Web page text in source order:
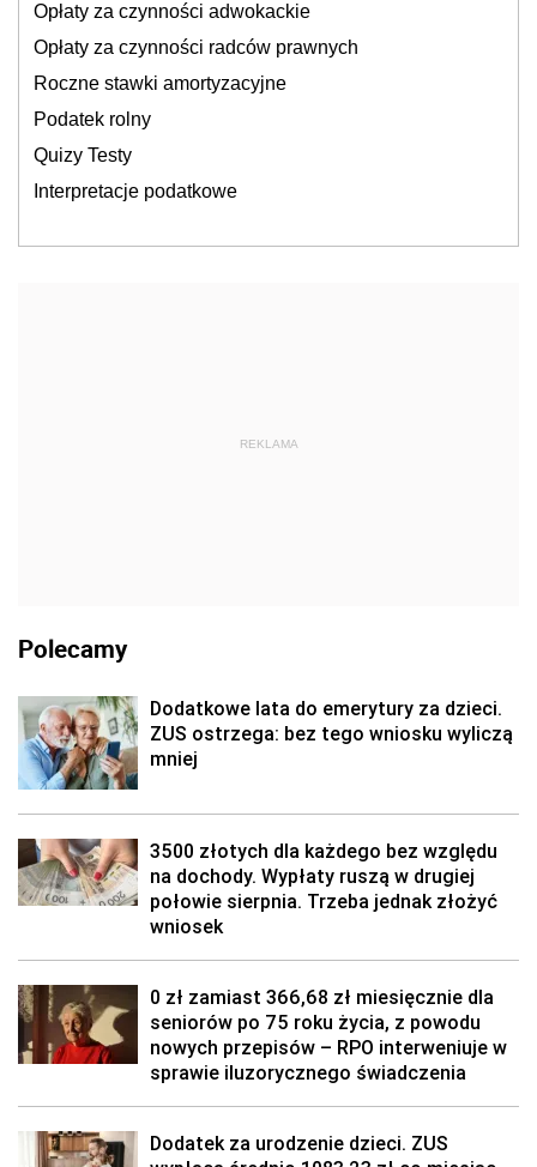
Opłaty za czynności adwokackie
Opłaty za czynności radców prawnych
Roczne stawki amortyzacyjne
Podatek rolny
Quizy Testy
Interpretacje podatkowe
REKLAMA
Polecamy
Dodatkowe lata do emerytury za dzieci.
ZUS ostrzega: bez tego wniosku wyliczą
mniej
3500 złotych dla każdego bez względu
na dochody. Wypłaty ruszą w drugiej
połowie sierpnia. Trzeba jednak złożyć
wniosek
0 zł zamiast 366,68 zł miesięcznie dla
seniorów po 75 roku życia, z powodu
nowych przepisów – RPO interweniuje w
sprawie iluzorycznego świadczenia
Dodatek za urodzenie dzieci. ZUS